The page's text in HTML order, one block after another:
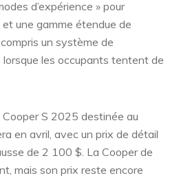
d’expérience » pour
et une gamme étendue de
un système de
les occupants tentent de
S 2025 destinée au
en avril, avec un prix de détail
de 2 100 $. La Cooper de
mais son prix reste encore